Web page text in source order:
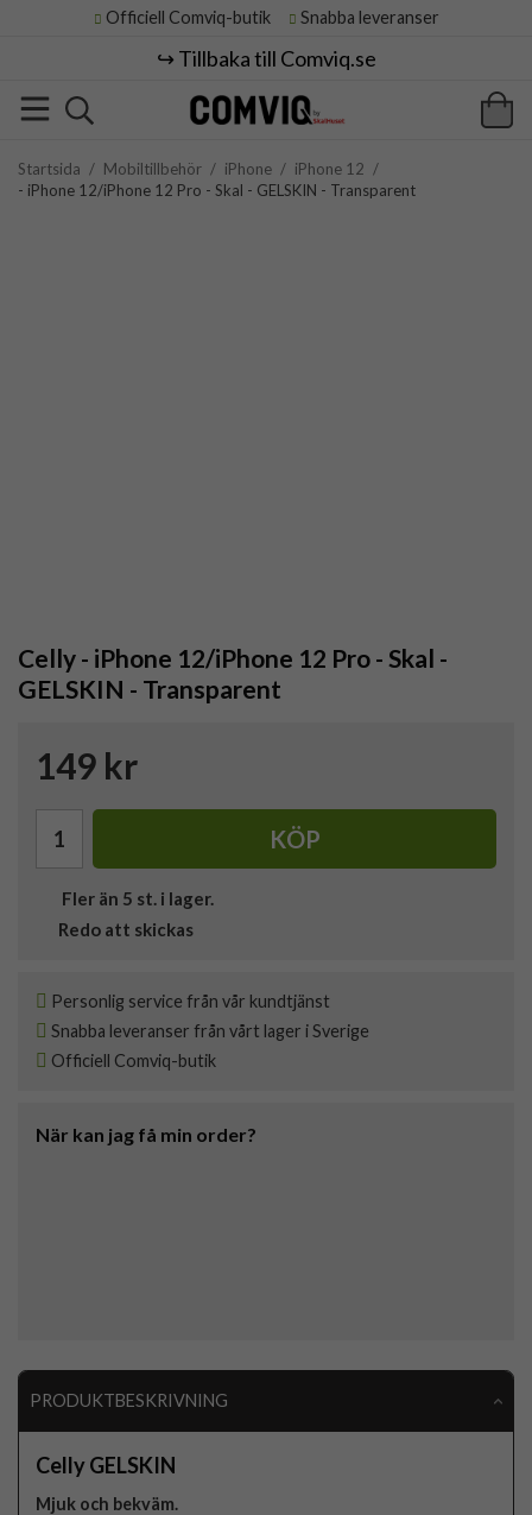
Officiell Comviq-butik Snabba leveranser
↪️ Tillbaka till Comviq.se
Startsida / Mobiltillbehör / iPhone / iPhone 12 /
- iPhone 12/iPhone 12 Pro - Skal - GELSKIN - Transparent
Celly - iPhone 12/iPhone 12 Pro - Skal -
GELSKIN - Transparent
149 kr
KÖP
Fler än 5 st. i lager.
Redo att skickas
Personlig service från vår kundtjänst
Snabba leveranser från vårt lager i Sverige
Officiell Comviq-butik
När kan jag få min order?
PRODUKTBESKRIVNING
Celly GELSKIN
Mjuk och bekväm.